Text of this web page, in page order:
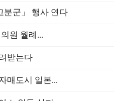
분군」 행사 연다
원 월례...
받는다
매도시 일본...